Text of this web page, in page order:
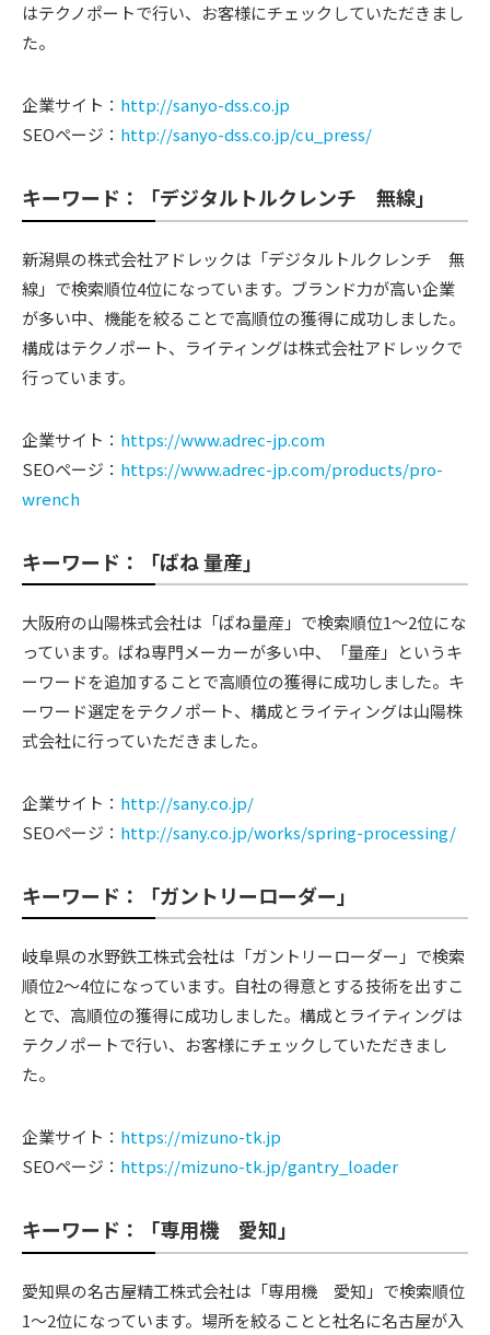
はテクノポートで行い、お客様にチェックしていただきまし
た。
企業サイト： http://sanyo-dss.co.jp
SEOページ： http://sanyo-dss.co.jp/cu_press/
キーワード：「デジタルトルクレンチ 無線」
新潟県の株式会社アドレックは「デジタルトルクレンチ 無
線」で検索順位4位になっています。ブランド力が高い企業
が多い中、機能を絞ることで高順位の獲得に成功しました。
構成はテクノポート、ライティングは株式会社アドレックで
行っています。
企業サイト： https://www.adrec-jp.com
SEOページ： https://www.adrec-jp.com/products/pro-
wrench
キーワード：「ばね 量産」
大阪府の山陽株式会社は「ばね量産」で検索順位1〜2位にな
っています。ばね専門メーカーが多い中、「量産」というキ
ーワードを追加することで高順位の獲得に成功しました。キ
ーワード選定をテクノポート、構成とライティングは山陽株
式会社に行っていただきました。
企業サイト： http://sany.co.jp/
SEOページ： http://sany.co.jp/works/spring-processing/
キーワード：「ガントリーローダー」
岐阜県の水野鉄工株式会社は「ガントリーローダー」で検索
順位2〜4位になっています。自社の得意とする技術を出すこ
とで、高順位の獲得に成功しました。構成とライティングは
テクノポートで行い、お客様にチェックしていただきまし
た。
企業サイト： https://mizuno-tk.jp
SEOページ： https://mizuno-tk.jp/gantry_loader
キーワード：「専用機 愛知」
愛知県の名古屋精工株式会社は「専用機 愛知」で検索順位
1〜2位になっています。場所を絞ることと社名に名古屋が入